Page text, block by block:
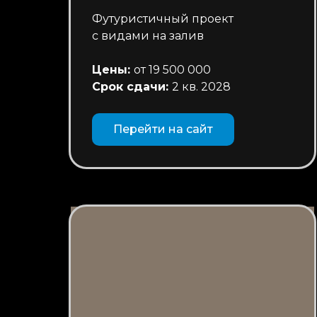
Футуристичный проект
с видами на залив
Цены: от 19 500 000
Срок сдачи: 2 кв. 2028
Перейти на сайт